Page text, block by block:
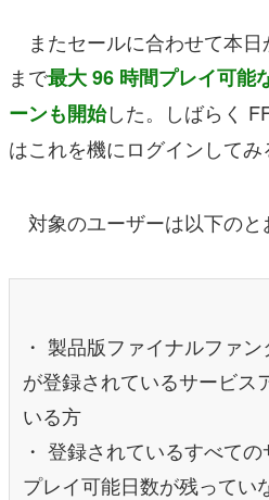
またセールに合わせて本日
まで最大 96 時間プレイ可能
ーンも開始した。しばらく
はこれを機にログインしてみ
対象のユーザーは以下のと
・ 製品版ファイナルファ
が登録されているサービス
いる方
・ 登録されているすべて
プレイ可能日数が残ってい